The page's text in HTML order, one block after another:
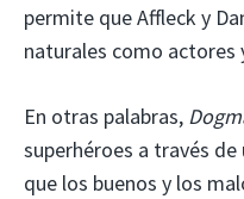
permite que Affleck y
naturales como actores
En otras palabras,
superhéroes a través de
que los buenos y los